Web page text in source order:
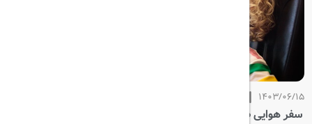
1403/06/15
سفر هوایی طولانی‌مدت